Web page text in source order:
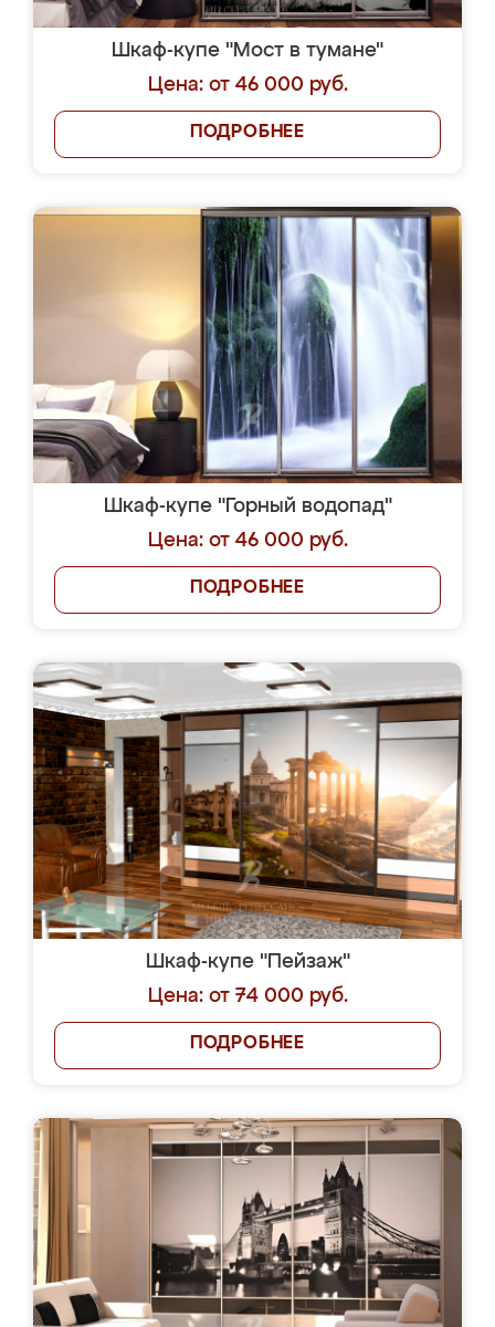
Шкаф-купе "Мост в тумане"
Цена: от 46 000 руб.
ПОДРОБНЕЕ
Шкаф-купе "Горный водопад"
Цена: от 46 000 руб.
ПОДРОБНЕЕ
Шкаф-купе "Пейзаж"
Цена: от 74 000 руб.
ПОДРОБНЕЕ